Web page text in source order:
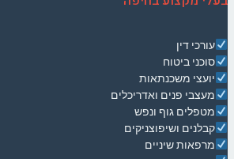
עורכי דין
סוכני ביטוח
יועצי משכנתאות
מעצבי פנים ואדריכלים
מטפלים גוף ונפש
קבלנים ושיפוצניקים
מרפאות שיניים